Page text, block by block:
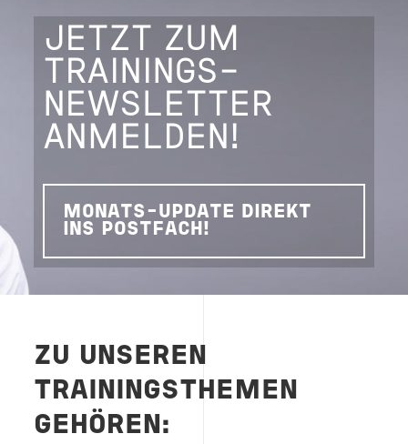
JETZT ZUM
TRAININGS-
NEWSLETTER
ANMELDEN!
MONATS-UPDATE DIREKT
INS POSTFACH!
ZU UNSEREN
TRAININGSTHEMEN
GEHÖREN: